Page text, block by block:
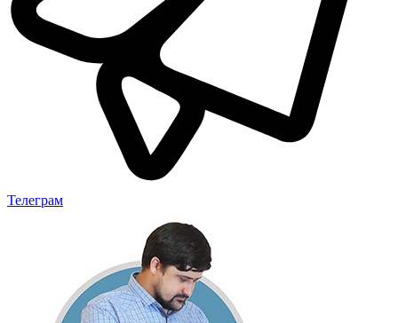
Телеграм